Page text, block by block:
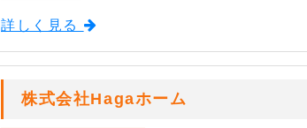
詳しく見る
株式会社Hagaホーム